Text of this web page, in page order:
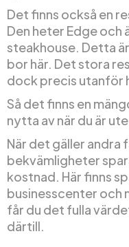
Det finns också en
Den heter Edge och
steakhouse. Detta
bor här. Det stora
dock precis utanför
Så det finns en
nytta av när du är
När det gäller andra
bekvämligheter
kostnad. Här finns
businesscenter och
får du det fulla
därtill.